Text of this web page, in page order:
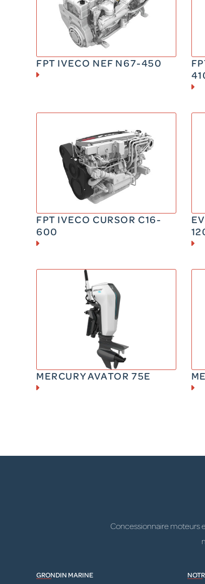
350 – 450 CV
600 kg
FPT IVECO NEF N67-450
DIESEL
500 CV
1570 kg
FPT IVECO CURSOR C16-
600
ELECTRIQUE
EQUIVALENT A UN 20cv CV
100.7 kg
MERCURY AVATOR 75E
Concessionnaire moteurs
GRONDIN MARINE